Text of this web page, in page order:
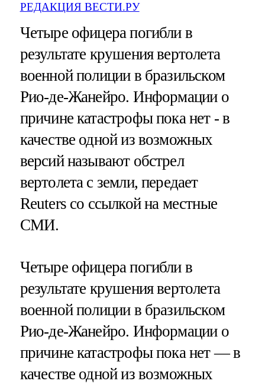
РЕДАКЦИЯ ВЕСТИ.РУ
Четыре офицера погибли в
результате крушения вертолета
военной полиции в бразильском
Рио-де-Жанейро. Информации о
причине катастрофы пока нет - в
качестве одной из возможных
версий называют обстрел
вертолета с земли, передает
Reuters со ссылкой на местные
СМИ.
Четыре офицера погибли в
результате крушения вертолета
военной полиции в бразильском
Рио-де-Жанейро. Информации о
причине катастрофы пока нет — в
качестве одной из возможных